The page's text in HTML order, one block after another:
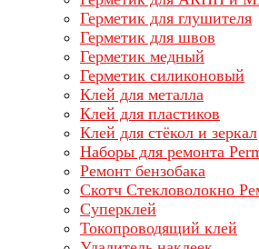
Герметик для глушителя
Герметик для швов
Герметик медный
Герметик силиконовый
Клей для металла
Клей для пластиков
Клей для стёкол и зеркал
Наборы для ремонта
Ремонт бензобака
Скотч Стекловолокно
Суперклей
Токопроводящий клей